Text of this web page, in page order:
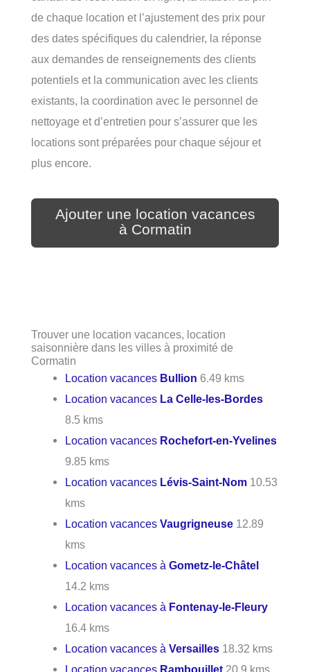
de chaque location et l’ajustement des prix pour
des dates spécifiques du calendrier, la réponse
aux demandes de renseignements des clients
potentiels et la communication avec les clients
existants, la coordination avec le personnel de
nettoyage et d’entretien pour s’assurer que les
locations sont préparées pour chaque séjour et
plus encore.
Ajouter une location vacances
à Cormatin
Trouver une location vacances, location
saisonnière dans les villes à proximité de
Cormatin
Location vacances Bullion 6.49 kms
Location vacances La Celle-les-Bordes
8.5 kms
Location vacances Rochefort-en-Yvelines
9.85 kms
Location vacances Lévis-Saint-Nom 10.53
kms
Location vacancesVaugrigneuse 12.89
kms
Location vacances àGometz-le-Châtel
14.2 kms
Location vacances à Fontenay-le-Fleury
16.4 kms
Location vacances àVersailles 18.32 kms
Location vacances Rambouillet 20.9 kms